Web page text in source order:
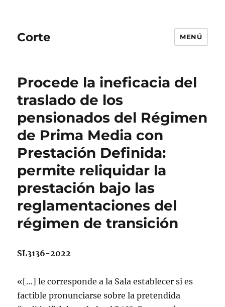
Corte MENÚ
Procede la ineficacia del
traslado de los
pensionados del Régimen
de Prima Media con
Prestación Definida:
permite reliquidar la
prestación bajo las
reglamentaciones del
régimen de transición
SL3136-2022
«[…] le corresponde a la Sala establecer si es
factible pronunciarse sobre la pretendida